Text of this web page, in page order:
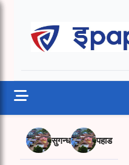
Skip
contentEpaper Nepal
सुगन्ध पहाड